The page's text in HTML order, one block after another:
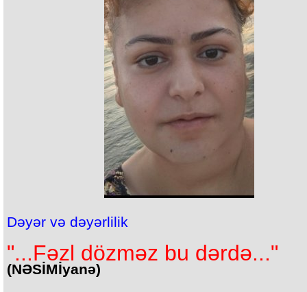
Dəyər və dəyərlilik
"...Fəzl dözməz bu dərdə..."
(NƏSİMİyanə)